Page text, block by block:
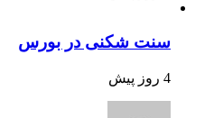
سنت شکنی در بورس
4 روز پیش